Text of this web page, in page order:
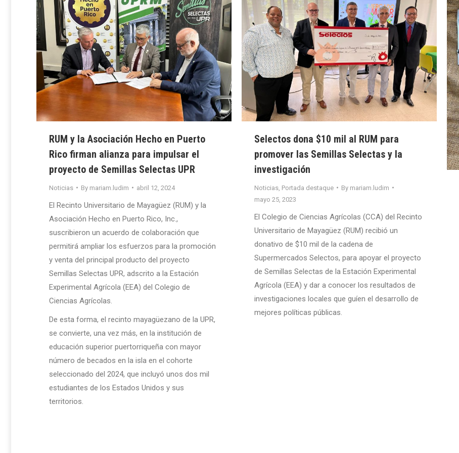
RUM y la Asociación Hecho en Puerto
Rico firman alianza para impulsar el
proyecto de Semillas Selectas UPR
Noticias By mariam.ludim abril 12, 2024
El Recinto Universitario de Mayagüez (RUM) y la
Asociación Hecho en Puerto Rico, Inc.,
suscribieron un acuerdo de colaboración que
permitirá ampliar los esfuerzos para la promoción
y venta del principal producto del proyecto
Semillas Selectas UPR, adscrito a la Estación
Experimental Agrícola (EEA) del Colegio de
Ciencias Agrícolas.
De esta forma, el recinto mayagüezano de la UPR,
se convierte, una vez más, en la institución de
educación superior puertorriqueña con mayor
número de becados en la isla en el cohorte
seleccionado del 2024, que incluyó unos dos mil
estudiantes de los Estados Unidos y sus
territorios.
Selectos dona $10 mil al RUM para
promover las Semillas Selectas y la
investigación
Noticias Portada destaque By mariam.ludim
mayo 25, 2023
El Colegio de Ciencias Agrícolas (CCA) del Recinto
Universitario de Mayagüez (RUM) recibió un
donativo de $10 mil de la cadena de
Supermercados Selectos, para apoyar el proyecto
de Semillas Selectas de la Estación Experimental
Agrícola (EEA) y dar a conocer los resultados de
investigaciones locales que guíen el desarrollo de
mejores políticas públicas.